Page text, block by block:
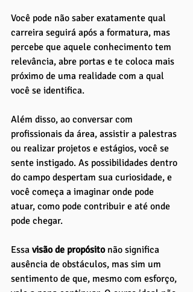
Você pode não saber exatamente qual
carreira seguirá após a formatura, mas
percebe que aquele conhecimento tem
relevância, abre portas e te coloca mais
próximo de uma realidade com a qual
você se identifica.
Além disso, ao conversar com
profissionais da área, assistir a palestras
ou realizar projetos e estágios, você se
sente instigado. As possibilidades dentro
do campo despertam sua curiosidade, e
você começa a imaginar onde pode
atuar, como pode contribuir e até onde
pode chegar.
Essa visão de propósito não significa
ausência de obstáculos, mas sim um
sentimento de que, mesmo com esforço,